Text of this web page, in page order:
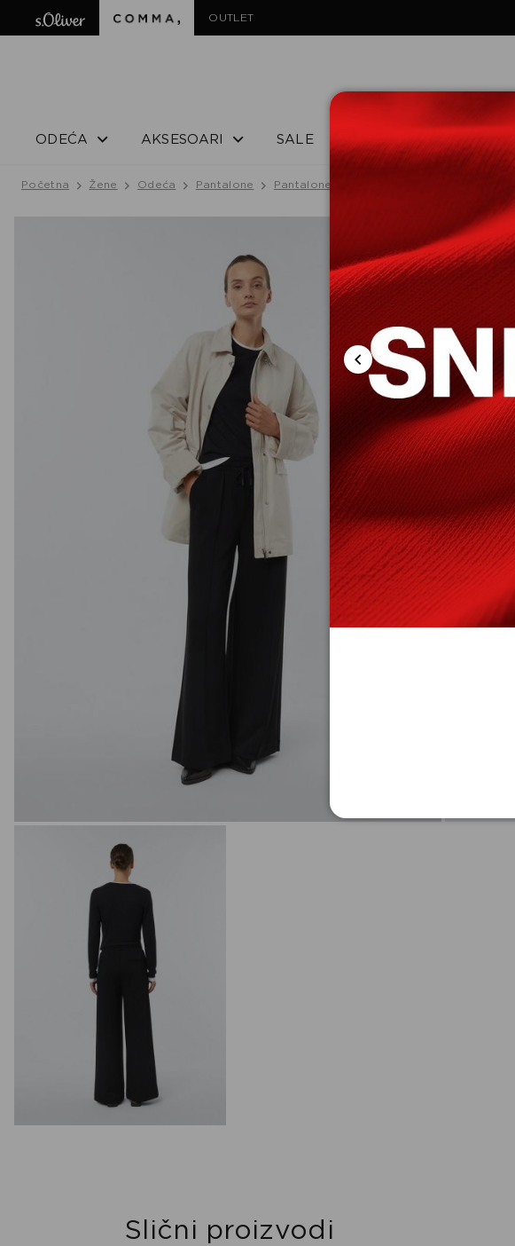
OUTLET
ODEĆA AKSESOARI SALE
Početna Žene Odeća Pantalone Pantalone
Slični proizvodi